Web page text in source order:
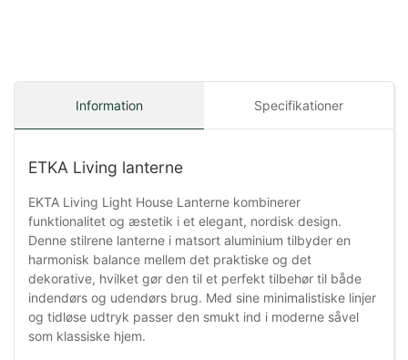
Information Specifikationer
ETKA Living lanterne
EKTA Living Light House Lanterne kombinerer
funktionalitet og æstetik i et elegant, nordisk design.
Denne stilrene lanterne i matsort aluminium tilbyder en
harmonisk balance mellem det praktiske og det
dekorative, hvilket gør den til et perfekt tilbehør til både
indendørs og udendørs brug. Med sine minimalistiske linjer
og tidløse udtryk passer den smukt ind i moderne såvel
som klassiske hjem.